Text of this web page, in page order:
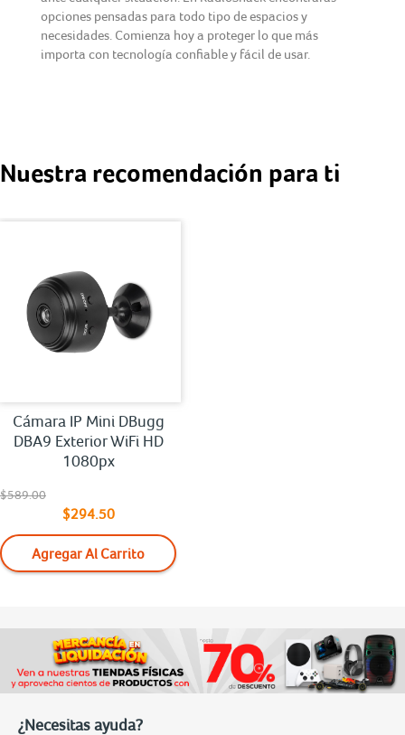
opciones pensadas para todo tipo de espacios y
necesidades. Comienza hoy a proteger lo que más
importa con tecnología confiable y fácil de usar.
Nuestra recomendación para ti
Cámara IP Mini DBugg
DBA9 Exterior WiFi HD
1080px
$589.00
$294.50
Agregar Al Carrito
¿Necesitas ayuda?